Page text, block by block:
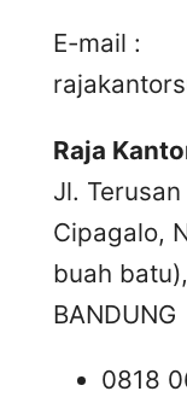
E-mail :
Raja
Jl.
Cipagalo,
buah batu),
BANDUNG
0818